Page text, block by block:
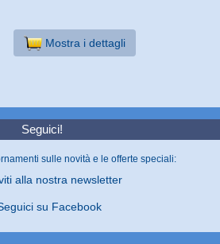
Mostra i dettagli
Seguici!
sulle novità e le offerte speciali:
alla nostra newsletter
su Facebook